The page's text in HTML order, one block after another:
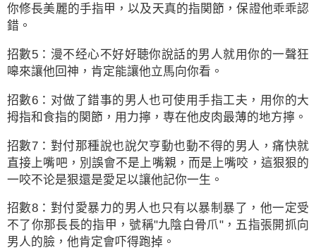
你修長美麗的手指甲，以及天真的指関節，保證他乖乖認
錯。
招數5：漫不经心不好好聴你說話的男人就用你的一聲狂
嗥來讓他回神，肯定能讓他立馬向你看。
招數6：对做了錯事的男人也可使用手指工夫，用你的大
拇指和食指的関節，用力擰，専在他皮肉最薄的地方擰。
招數7：對付那種說也說欠亨動也動不得的男人，痛快就
直接上嘴吧，別誤會不是上嘴親，而是上嘴咬，這狠狠的
一咬不论是狠還是愛足以讓他記你一生。
招數8：對付愛暴力的男人也只有以暴制暴了，他一定受
不了你那長長的指甲，號稱"九陰白骨爪"，五指張開抓向
男人的臉，他肯定會吓得跑掉。